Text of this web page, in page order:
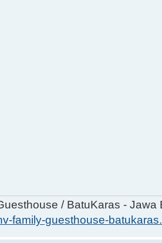
/ BatuKaras - Jawa
family-guesthouse-